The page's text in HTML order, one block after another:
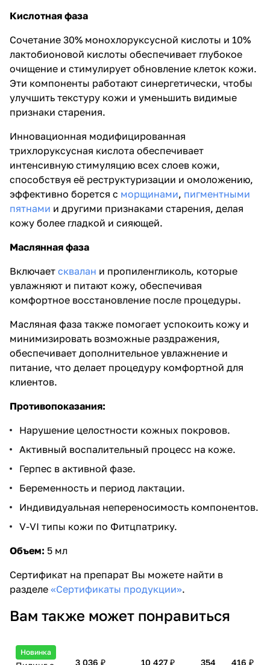
Кислотная фаза
Сочетание 30% монохлоруксусной кислоты и 10%
лактобионовой кислоты обеспечивает глубокое
очищение и стимулирует обновление клеток кожи.
Эти компоненты работают синергетически, чтобы
улучшить текстуру кожи и уменьшить видимые
признаки старения.
Инновационная модифицированная
трихлоруксусная кислота обеспечивает
интенсивную стимуляцию всех слоев кожи,
способствуя её реструктуризации и омоложению,
эффективно борется с морщинами, пигментными
пятнами и другими признаками старения, делая
кожу более гладкой и сияющей.
Маслянная фаза
Включает сквалан и пропиленгликоль, которые
увлажняют и питают кожу, обеспечивая
комфортное восстановление после процедуры.
Масляная фаза также помогает успокоить кожу и
минимизировать возможные раздражения,
обеспечивает дополнительное увлажнение и
питание, что делает процедуру комфортной для
клиентов.
Противопоказания:
Нарушение целостности кожных покровов.
Активный воспалительный процесс на коже.
Герпес в активной фазе.
Беременность и период лактации.
Индивидуальная непереносимость компонентов.
V-VI типы кожи по Фитцпатрику.
Объем: 5 мл
Сертификат на препарат Вы можете найти в
разделе «Сертификаты продукции».
Вам также может понравиться
Новинка
3 036 ₽ 10 427 ₽
354
416 ₽